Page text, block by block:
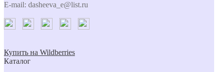
E-mail: dasheeva_e@list.ru
Купить на Wildberries
Каталог